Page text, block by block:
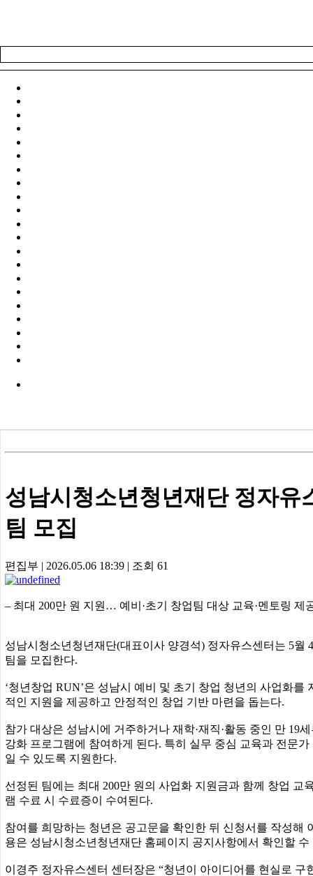
성남시청소년청년재단 정자유
팀 모집
편집부 | 2026.05.06 18:39 | 조회 61
– 최대 200만 원 지원… 예비·초기 창업팀 대상 교육·멘토링 제
성남시청소년청년재단(대표이사 양경석) 정자유스센터는 5월
팀을 모집한다.
‘청년창업 RUN’은 성남시 예비 및 초기 창업 청년의 사업화
적인 지원을 제공하고 안정적인 창업 기반 마련을 돕는다.
참가 대상은 성남시에 거주하거나 재학·재직·활동 중인 만 19
강화 프로그램에 참여하게 된다. 특히 실무 중심 교육과 전문
일 수 있도록 지원한다.
선정된 팀에는 최대 200만 원의 사업화 지원금과 함께 창업
램 수료 시 수료증이 수여된다.
참여를 희망하는 청년은 공고문을 확인한 뒤 신청서를 작성해
용은 성남시청소년청년재단 홈페이지 공지사항에서 확인할 수
이경주 정자유스센터 센터장은 “청년이 아이디어를 현실로